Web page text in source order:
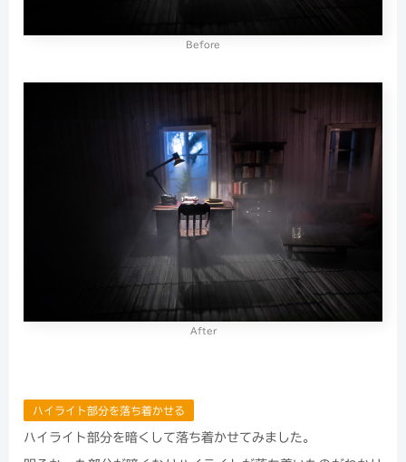
Before
After
ハイライト部分を落ち着かせる
ハイライト部分を暗くして落ち着かせてみました。